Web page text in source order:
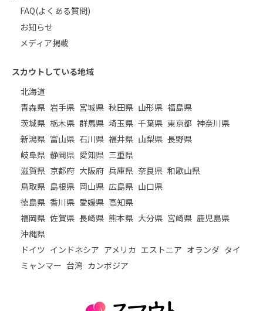
FAQ(よくある質問)
お知らせ
メディア掲載
スカウトしている地域
北海道
青森県 岩手県 宮城県 秋田県 山形県 福島県
茨城県 栃木県 群馬県 埼玉県 千葉県 東京都 神奈川県
新潟県 富山県 石川県 福井県 山梨県 長野県
岐阜県 静岡県 愛知県 三重県
滋賀県 京都府 大阪府 兵庫県 奈良県 和歌山県
鳥取県 島根県 岡山県 広島県 山口県
徳島県 香川県 愛媛県 高知県
福岡県 佐賀県 長崎県 熊本県 大分県 宮崎県 鹿児島県
沖縄県
ドイツ インドネシア アメリカ エストニア オランダ タイ
ミャンマー 台湾 カンボジア